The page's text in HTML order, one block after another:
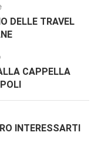
DELLE TRAVEL
CAPPELLA
INTERESSARTI